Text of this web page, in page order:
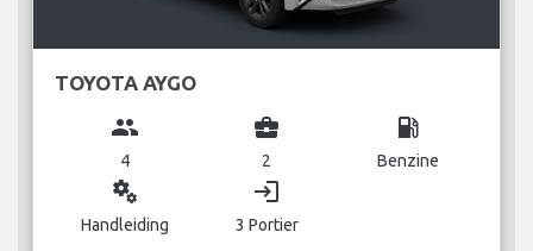
TOYOTA AYGO
group
4
business_center
2
local_gas_station
Benzine
miscellaneous_services
Handleiding
login
3 Portier